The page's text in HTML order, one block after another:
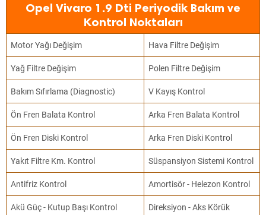
Opel Vivaro 1.9 Dti Periyodik Bakım ve
Kontrol Noktaları
Motor Yağı Değişim Hava Filtre Değişim
Yağ Filtre Değişim Polen Filtre Değişim
Bakım Sıfırlama (Diagnostic) V Kayış Kontrol
Ön Fren Balata Kontrol Arka Fren Balata Kontrol
Ön Fren Diski Kontrol Arka Fren Diski Kontrol
Yakıt Filtre Km. Kontrol Süspansiyon Sistemi Kontrol
Antifriz Kontrol Amortisör - Helezon Kontrol
Akü Güç - Kutup Başı Kontrol
Direksiyon - Aks Körük